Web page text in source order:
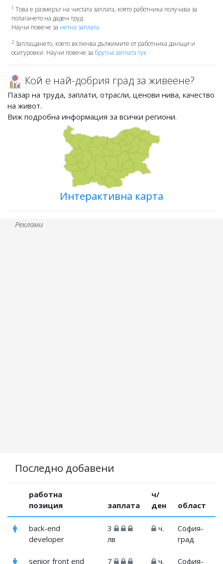
1 Това е размерът на чистата заплата, която работника получава за
полагането на даден труд.
Научи повече за нетна заплата.
2Заплащането, което включва дължимите от работника данъци и
осигуровки. Научи повече за брутна заплата тук.
Кой е най-добрия град за живеене?
Пазар на труда, заплати, отрасли, ценови нива, качество
на живот.
Виж подробна информация за всички региони.
Интерактивна карта
Реклами
Последно добавени
работна
позиция
заплата
ч/
ден
област
back-end
developer
3
лв
ч.
София-
град
senior front end
7
ч.
София-